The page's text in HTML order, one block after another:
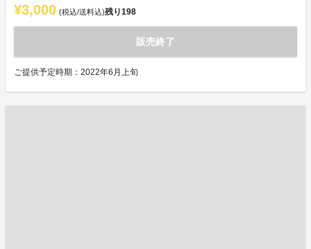
¥3,000 (税込/送料込)残り198
販売終了
ご提供予定時期：2022年6月上旬